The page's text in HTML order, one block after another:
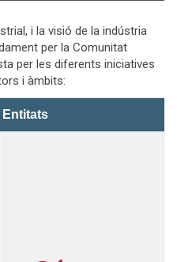
i la visió de la indústria
per la Comunitat
per les diferents iniciatives
i àmbits:
Entitats